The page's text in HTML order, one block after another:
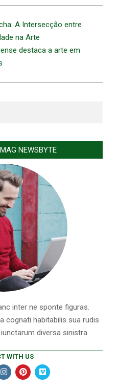
A Intersecção entre
na Arte
destaca a arte em
NEWSBYTE
inter ne sponte figuras.
cognati habitabilis sua rudis
diversa sinistra.
WITH US